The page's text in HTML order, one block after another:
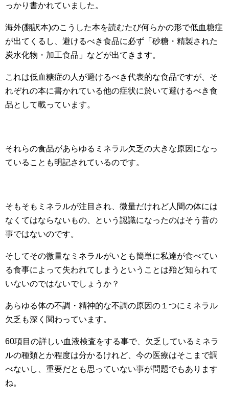
っかり書かれていました。
海外(翻訳本)のこうした本を読むたび何らかの形で低血糖症
が出てくるし、避けるべき食品に必ず「砂糖・精製された
炭水化物・加工食品」などが出てきます。
これは低血糖症の人が避けるべき代表的な食品ですが、そ
れぞれの本に書かれている他の症状に於いて避けるべき食
品として載っています。
それらの食品があらゆるミネラル欠乏の大きな原因になっ
ていることも明記されているのです。
そもそもミネラルが注目され、微量だけれど人間の体には
なくてはならないもの、という認識になったのはそう昔の
事ではないのです。
そしてその微量なミネラルがいとも簡単に私達が食べてい
る食事によって失われてしまうということは殆ど知られて
いないのではないでしょうか？
あらゆる体の不調・精神的な不調の原因の１つにミネラル
欠乏も深く関わっています。
60項目の詳しい血液検査をする事で、欠乏しているミネラ
ルの種類とか程度は分かるけれど、今の医療はそこまで調
べないし、重要だとも思っていない事が問題でもあります
ね。